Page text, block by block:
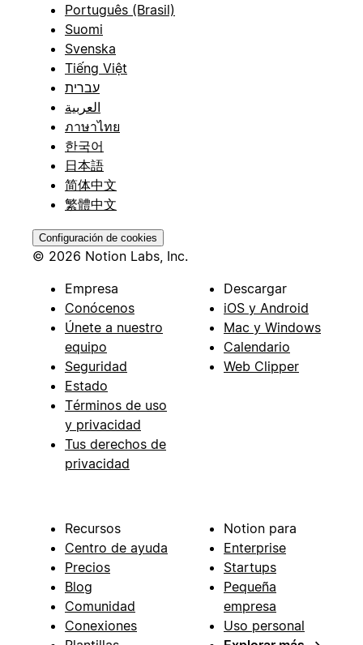
Português (Brasil)
Suomi
Svenska
Tiếng Việt
עברית
العربية
ภาษาไทย
한국어
日本語
简体中文
繁體中文
Configuración de cookies
© 2026 Notion Labs, Inc.
Empresa
Conócenos
Únete a nuestro
equipo
Seguridad
Estado
Términos de uso
y privacidad
Tus derechos de
privacidad
Descargar
iOS y Android
Mac y Windows
Calendario
Web Clipper
Recursos
Centro de ayuda
Precios
Blog
Comunidad
Conexiones
Notion para
Enterprise
Startups
Pequeña
empresa
Uso personal